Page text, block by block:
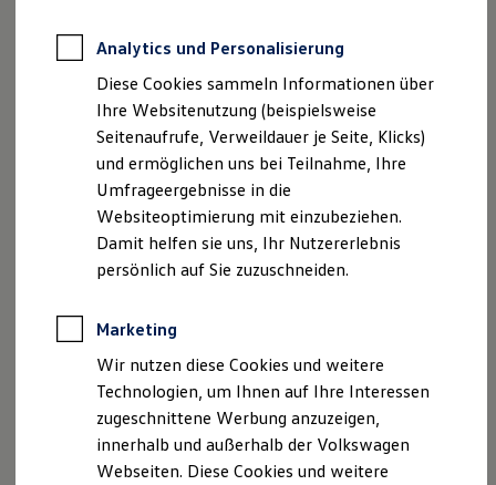
Professional Class bei Volkswagen
Behörden
Direktkunden
Sonderfahrzeuge
Anpfiff zum Gewinn
Elektromobilität
Elektroautos
ID. Tutorials
Elektrofahrzeugkonzepte
ID. EVERY1
Reichweite
Rekuperation
Laden unterwegs
Laden Zuhause
Ladestationen finden
Ladezeitensimulator
Batterie
Sicherheit
Der neue ID. Polo
Ab 24.995,00 € inkl. MwSt.
Bald erhältlich
Begeistert. Der neue
vollelektrische ID. Cross Trend
Analytics und Personalisierung
Diese Cookies sammeln Informationen über
Ihre Websitenutzung (beispielsweise
Seitenaufrufe, Verweildauer je Seite, Klicks)
und ermöglichen uns bei Teilnahme, Ihre
Umfrageergebnisse in die
Websiteoptimierung mit einzubeziehen.
Damit helfen sie uns, Ihr Nutzererlebnis
persönlich auf Sie zuzuschneiden.
Marketing
Wir nutzen diese Cookies und weitere
Technologien, um Ihnen auf Ihre Interessen
zugeschnittene Werbung anzuzeigen,
innerhalb und außerhalb der Volkswagen
Webseiten. Diese Cookies und weitere